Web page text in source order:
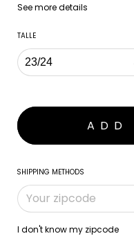
See more details
TALLE
SHIPPING METHODS
I don't know my zipcode